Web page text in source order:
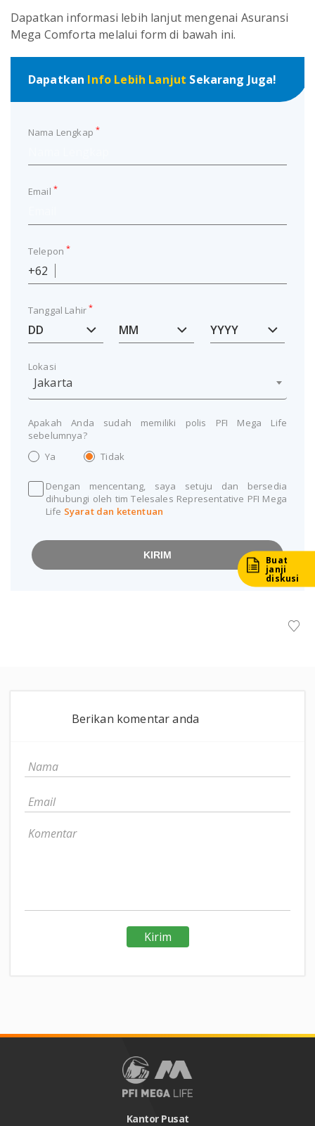
Dapatkan informasi lebih lanjut mengenai Asuransi
Mega Comforta melalui form di bawah ini.
Dapatkan Info Lebih Lanjut Sekarang Juga!
Nama Lengkap*
Email *
Telepon*
+62
Tanggal Lahir*
Lokasi
Jakarta
Apakah Anda sudah memiliki polis PFI Mega Life
sebelumnya?
Ya
Tidak
Dengan mencentang, saya setuju dan bersedia
dihubungi oleh tim Telesales Representative PFI Mega
Life Syarat dan ketentuan
KIRIM
Berikan komentar anda
Kantor Pusat
Buat
janji
diskusi